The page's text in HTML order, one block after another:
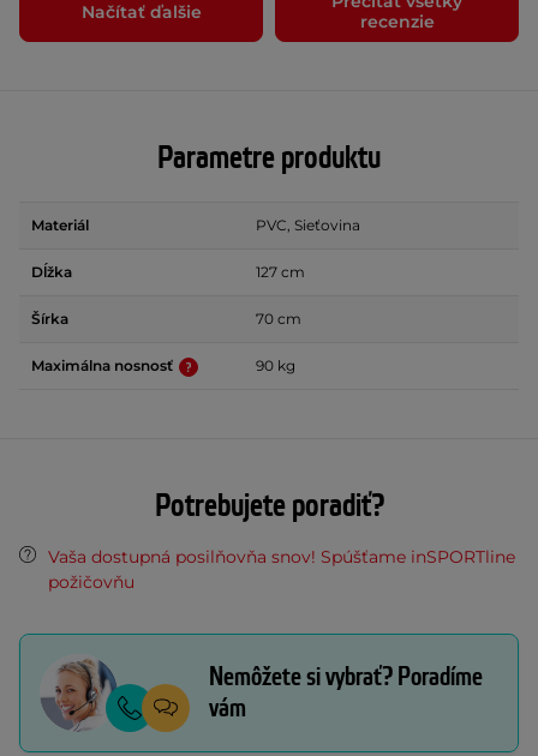
Načítať ďalšie
recenzie
Parametre produktu
Materiál PVC, Sieťovina
Dĺžka 127 cm
Šírka 70 cm
Maximálna nosnosť 90 kg
Potrebujete poradiť?
Vaša dostupná posilňovňa snov! Spúšťame inSPORTline
požičovňu
Nemôžete si vybrať? Poradíme
vám